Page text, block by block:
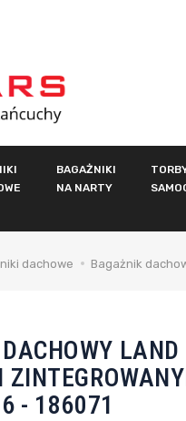
BAGAŻNIKI
NA NARTY
dachowe Bagażnik
LAND
- 186071